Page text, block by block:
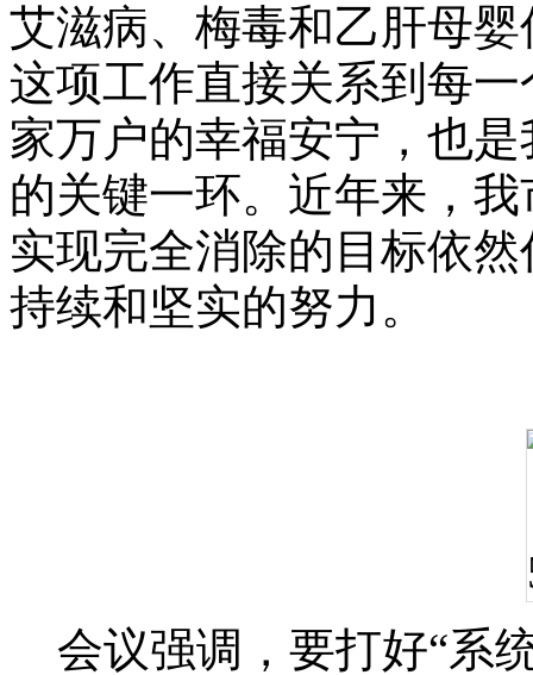
艾滋病、梅毒和乙肝母
这项工作直接关系到每
家万户的幸福安宁，也
的关键一环。近年来，
实现完全消除的目标依
持续和坚实的努力。
会议强调，要打好“系